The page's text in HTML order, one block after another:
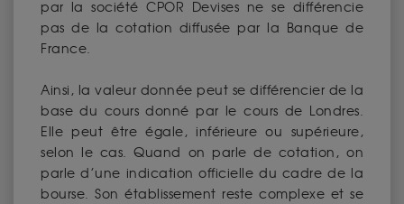
par la société CPOR Devises ne se différencie
pas de la cotation diffusée par la Banque de
France.
Ainsi, la valeur donnée peut se différencier de la
base du cours donné par le cours de Londres.
Elle peut être égale, inférieure ou supérieure,
selon le cas. Quand on parle de cotation, on
parle d’une indication officielle du cadre de la
bourse. Son établissement reste complexe et se